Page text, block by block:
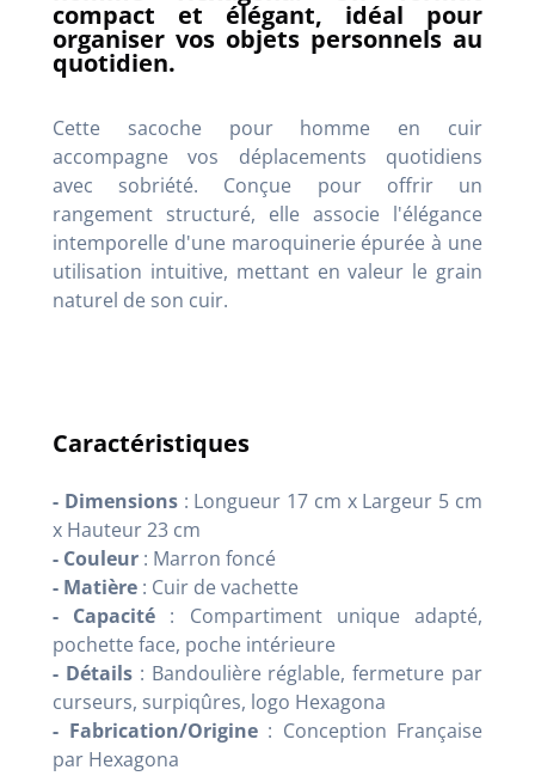
compact et élégant, idéal pour
organiser vos objets personnels au
quotidien.
Cette sacoche pour homme en cuir
accompagne vos déplacements quotidiens
avec sobriété. Conçue pour offrir un
rangement structuré, elle associe l'élégance
intemporelle d'une maroquinerie épurée à une
utilisation intuitive, mettant en valeur le grain
naturel de son cuir.
Caractéristiques
- Dimensions: Longueur 17 cm x Largeur 5 cm
x Hauteur 23 cm
- Couleur : Marron foncé
- Matière : Cuir de vachette
- Capacité : Compartiment unique adapté,
pochette face, poche intérieure
- Détails: Bandoulière réglable, fermeture par
curseurs, surpiqûres, logo Hexagona
- Fabrication/Origine: Conception Française
par Hexagona